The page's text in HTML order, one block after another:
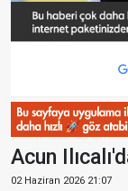
Acun
02 Haziran 2026 21:07